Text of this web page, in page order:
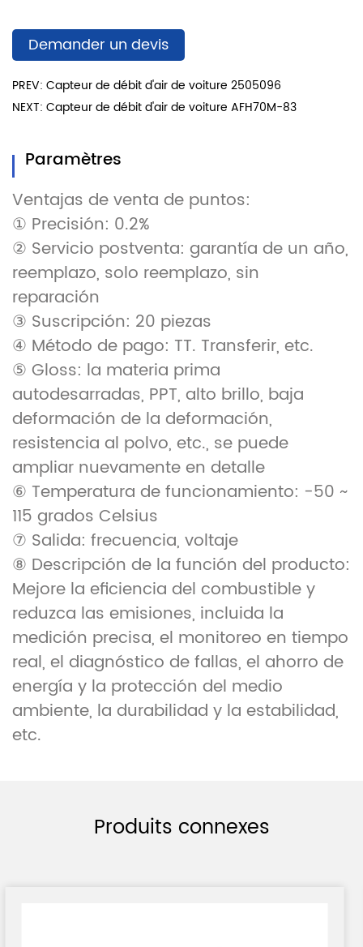
Demander un devis
PREV: Capteur de débit d'air de voiture 2505096
NEXT: Capteur de débit d'air de voiture AFH70M-83
Paramètres
Ventajas de venta de puntos:
① Precisión: 0.2%
② Servicio postventa: garantía de un año,
reemplazo, solo reemplazo, sin
reparación
③ Suscripción: 20 piezas
④ Método de pago: TT. Transferir, etc.
⑤ Gloss: la materia prima
autodesarradas, PPT, alto brillo, baja
deformación de la deformación,
resistencia al polvo, etc., se puede
ampliar nuevamente en detalle
⑥ Temperatura de funcionamiento: -50 ~
115 grados Celsius
⑦ Salida: frecuencia, voltaje
⑧ Descripción de la función del producto:
Mejore la eficiencia del combustible y
reduzca las emisiones, incluida la
medición precisa, el monitoreo en tiempo
real, el diagnóstico de fallas, el ahorro de
energía y la protección del medio
ambiente, la durabilidad y la estabilidad,
etc.
Produits connexes